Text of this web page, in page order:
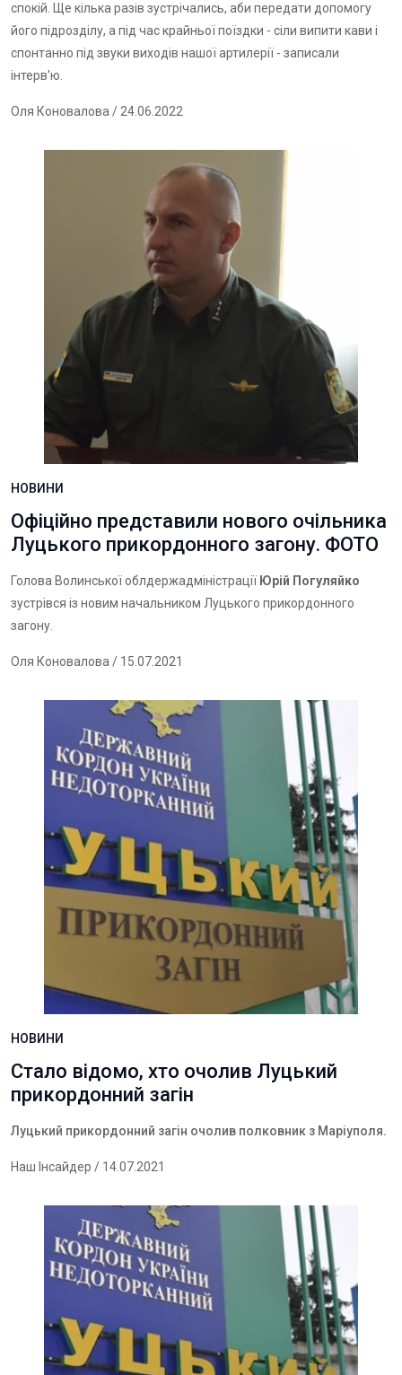
спокій. Ще кілька разів зустрічались, аби передати допомогу
його підрозділу, а під час крайньої поїздки - сіли випити кави і
спонтанно під звуки виходів нашої артилерії - записали
інтерв'ю.
Оля Коновалова / 24.06.2022
НОВИНИ
Офіційно представили нового очільника
Луцького прикордонного загону. ФОТО
Голова Волинської облдержадміністрації Юрій Погуляйко
зустрівся із новим начальником Луцького прикордонного
загону.
Оля Коновалова / 15.07.2021
НОВИНИ
Стало відомо, хто очолив Луцький
прикордонний загін
Луцький прикордонний загін очолив полковник з Маріуполя.
Наш Інсайдер / 14.07.2021